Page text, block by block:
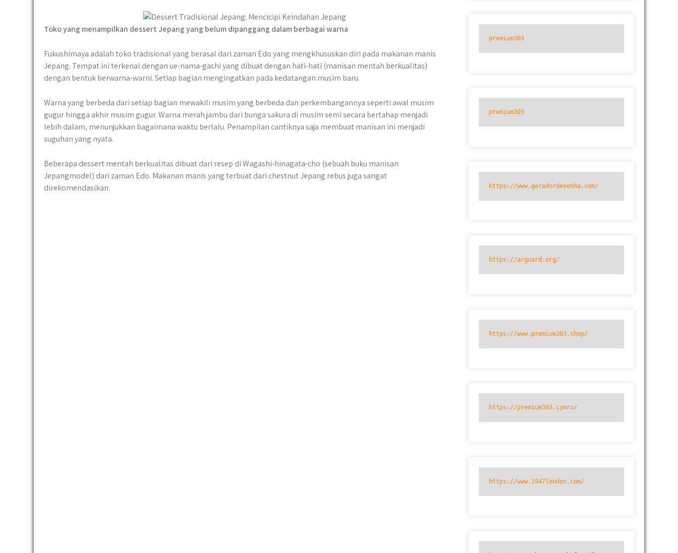
Toko yang menampilkan dessert Jepang yang belum dipanggang dalam berbagai warna
Fukushimaya adalah toko tradisional yang berasal dari zaman Edo yang mengkhususkan diri pada makanan manis
Jepang. Tempat ini terkenal dengan ue-nama-gashi yang dibuat dengan hati-hati (manisan mentah berkualitas)
dengan bentuk berwarna-warni. Setiap bagian mengingatkan pada kedatangan musim baru.
Warna yang berbeda dari setiap bagian mewakili musim yang berbeda dan perkembangannya seperti awal musim
gugur hingga akhir musim gugur. Warna merah jambu dari bunga sakura di musim semi secara bertahap menjadi
lebih dalam, menunjukkan bagaimana waktu berlalu. Penampilan cantiknya saja membuat manisan ini menjadi
suguhan yang nyata.
Beberapa dessert mentah berkualitas dibuat dari resep di Wagashi-hinagata-cho (sebuah buku manisan
Jepangmodel) dari zaman Edo. Makanan manis yang terbuat dari chestnut Jepang rebus juga sangat
direkomendasikan.
premium303
premium303
https://www.geradordesenha.com/
https://arguard.org/
https://www.premium303.shop/
https://premium303.cymru/
https://www.1947london.com/